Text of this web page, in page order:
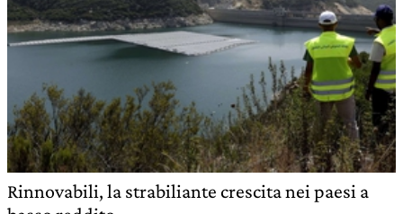
Rinnovabili, la strabiliante crescita nei paesi a